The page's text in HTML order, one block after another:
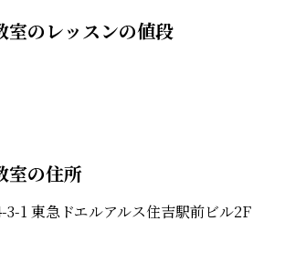
室のレッスンの値段
室の住所
1 東急ドエルアルス住吉駅前ビル2F